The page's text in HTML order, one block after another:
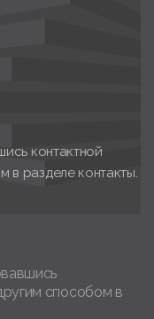
контактной
разделе контакты.
способом в